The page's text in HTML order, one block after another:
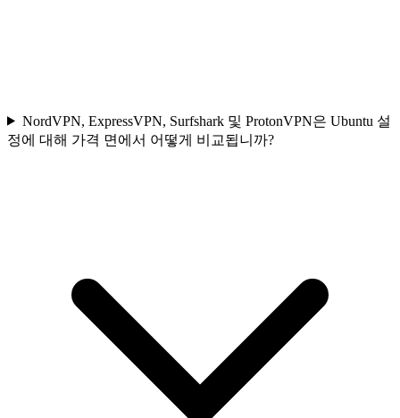
NordVPN, ExpressVPN, Surfshark 및 ProtonVPN은 Ubuntu 설
정에 대해 가격 면에서 어떻게 비교됩니까?